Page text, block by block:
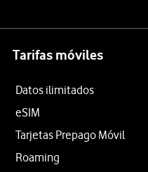
Tarifas móviles
Datos ilimitados
eSIM
Tarjetas Prepago Móvil
Roaming